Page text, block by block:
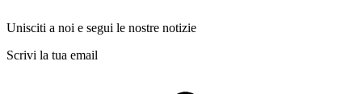
Unisciti a noi e segui le nostre notizie
Scrivi la tua email